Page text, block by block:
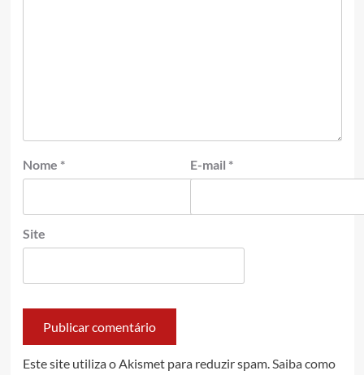
Nome * E-mail *
Site
Este site utiliza o Akismet para reduzir spam.Saiba como